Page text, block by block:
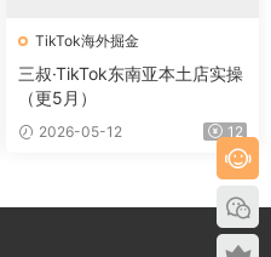
TikTok海外掘金
三叔·TikTok东南亚本土店实操
（更5月）
2026-05-12 12